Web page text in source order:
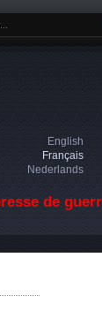
de
English
Français
Nederlands
de